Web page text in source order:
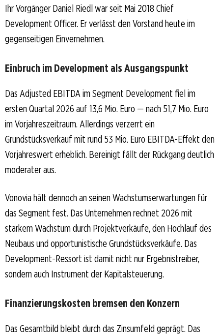
Ihr Vorgänger Daniel Riedl war seit Mai 2018 Chief
Development Officer. Er verlässt den Vorstand heute im
gegenseitigen Einvernehmen.
Einbruch im Development als Ausgangspunkt
Das Adjusted EBITDA im Segment Development fiel im
ersten Quartal 2026 auf 13,6 Mio. Euro — nach 51,7 Mio. Euro
im Vorjahreszeitraum. Allerdings verzerrt ein
Grundstücksverkauf mit rund 53 Mio. Euro EBITDA-Effekt den
Vorjahreswert erheblich. Bereinigt fällt der Rückgang deutlich
moderater aus.
Vonovia hält dennoch an seinen Wachstumserwartungen für
das Segment fest. Das Unternehmen rechnet 2026 mit
starkem Wachstum durch Projektverkäufe, den Hochlauf des
Neubaus und opportunistische Grundstücksverkäufe. Das
Development-Ressort ist damit nicht nur Ergebnistreiber,
sondern auch Instrument der Kapitalsteuerung.
Finanzierungskosten bremsen den Konzern
Das Gesamtbild bleibt durch das Zinsumfeld geprägt. Das